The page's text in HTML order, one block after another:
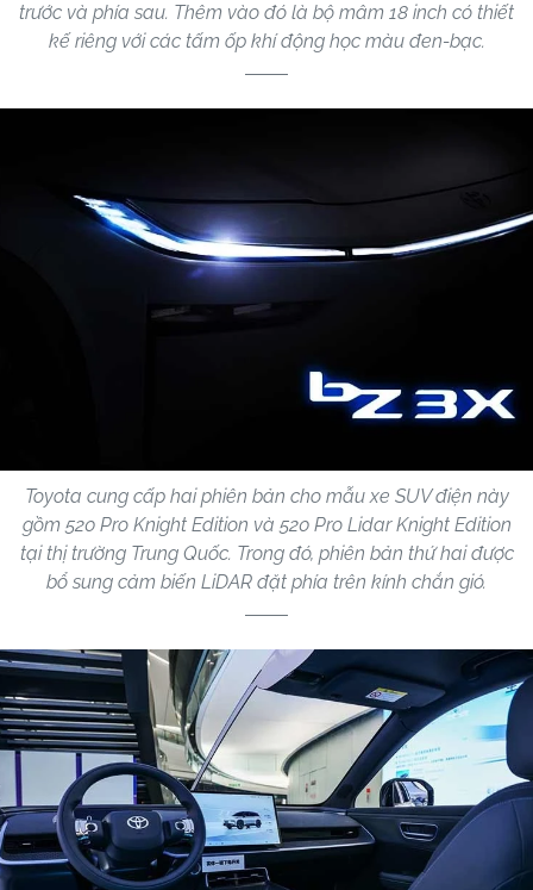
trước và phía sau. Thêm vào đó là bộ mâm 18 inch có thiết
kế riêng với các tấm ốp khí động học màu đen-bạc.
Toyota cung cấp hai phiên bản cho mẫu xe SUV điện này
gồm 520 Pro Knight Edition và 520 Pro Lidar Knight Edition
tại thị trường Trung Quốc. Trong đó, phiên bản thứ hai được
bổ sung cảm biến LiDAR đặt phía trên kính chắn gió.